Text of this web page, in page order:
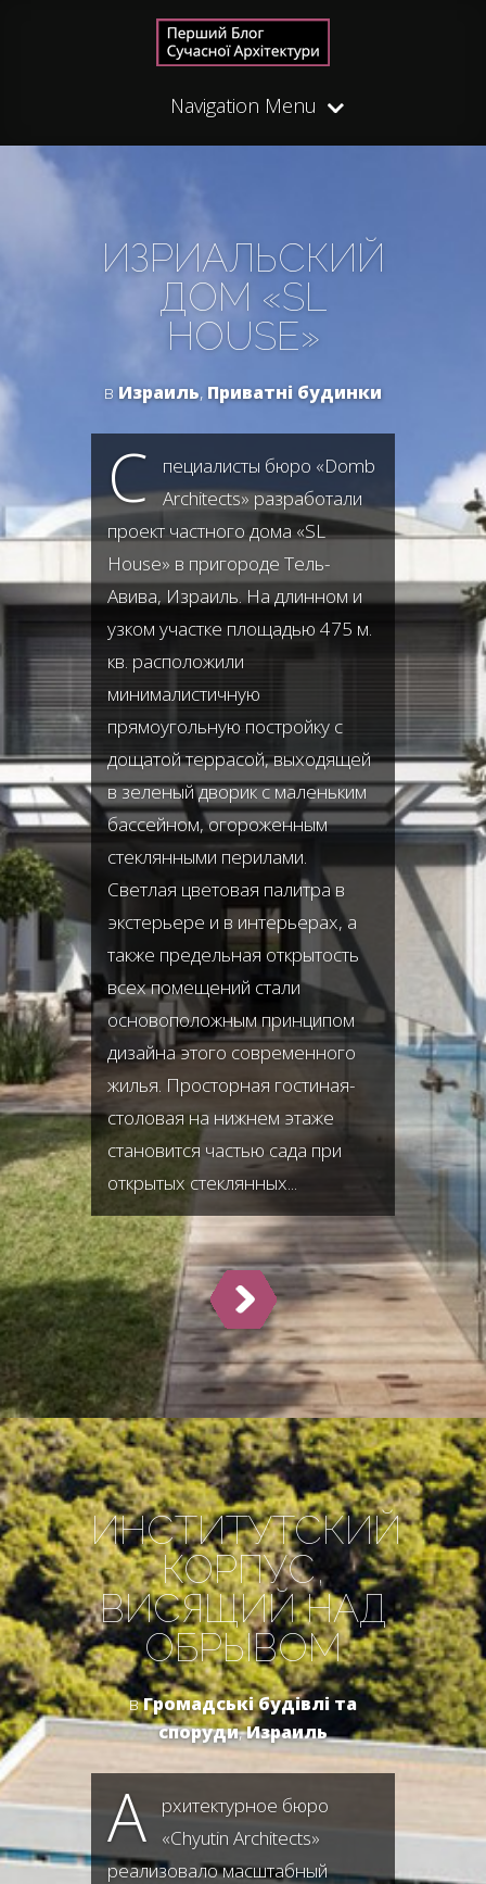
Navigation Menu
ИЗРИАЛЬСКИЙ
ДОМ «SL
HOUSE»
в Израиль,Приватні будинки
С
пециалисты бюро «Domb
Architects» разработали
проект частного дома «SL
House» в пригороде Тель-
Авива, Израиль. На длинном и
узком участке площадью 475 м.
кв. расположили
минималистичную
прямоугольную постройку с
дощатой террасой, выходящей
в зеленый дворик с маленьким
бассейном, огороженным
стеклянными перилами.
Светлая цветовая палитра в
экстерьере и в интерьерах, а
также предельная открытость
всех помещений стали
основоположным принципом
дизайна этого современного
жилья. Просторная гостиная-
столовая на нижнем этаже
становится частью сада при
открытых стеклянных...
ИНСТИТУТСКИЙ
КОРПУС,
ВИСЯЩИЙ НАД
ОБРЫВОМ
вГромадські будівлі та
споруди,Израиль
А
рхитектурное бюро
«Chyutin Architects»
реализовало масштабный